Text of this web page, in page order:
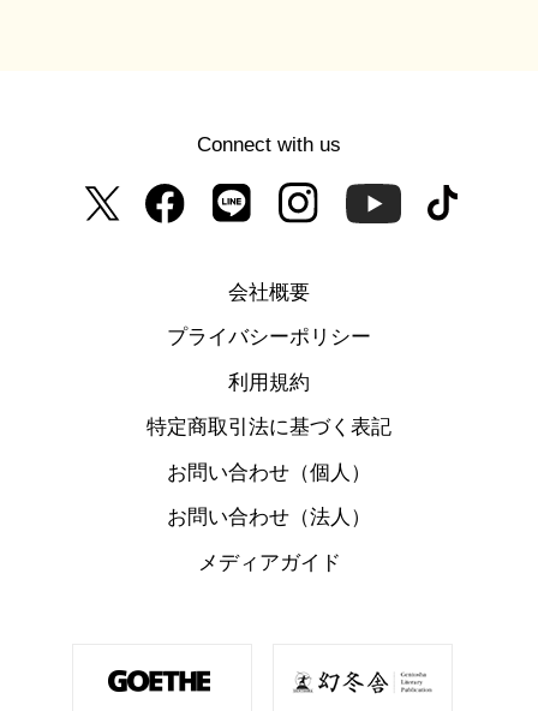
Connect with us
会社概要
プライバシーポリシー
利用規約
特定商取引法に基づく表記
お問い合わせ（個人）
お問い合わせ（法人）
メディアガイド